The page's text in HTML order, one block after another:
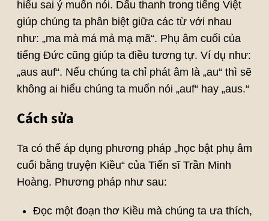
hiểu sai ý muốn nói. Dấu thanh trong tiếng Việt
giúp chúng ta phân biệt giữa các từ với nhau
như: „ma mà má mả mạ mã“. Phụ âm cuối của
tiếng Đức cũng giúp ta điều tương tự. Ví dụ như:
„aus auf“. Nếu chúng ta chỉ phát âm là „au“ thì sẽ
không ai hiểu chúng ta muốn nói „auf“ hay „aus.“
Cách sửa
Ta có thể áp dụng phương pháp „học bật phụ âm
cuối bằng truyện Kiều“ của Tiến sĩ Trần Minh
Hoàng. Phương pháp như sau:
Đọc một đoạn thơ Kiều mà chúng ta ưa thích,